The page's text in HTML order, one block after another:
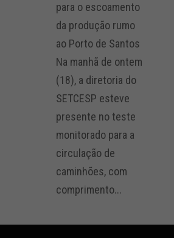
para o escoamento
da produção rumo
ao Porto de Santos
Na manhã de ontem
(18), a diretoria do
SETCESP esteve
presente no teste
monitorado para a
circulação de
caminhões, com
comprimento...